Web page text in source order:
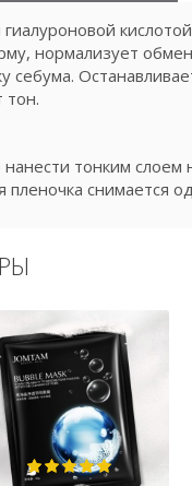
нормализует
тон.
нанести тонким слоем
пленочка снимается